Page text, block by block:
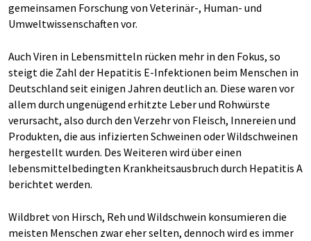
gemeinsamen Forschung von Veterinär-, Human- und
Umweltwissenschaften vor.
Auch Viren in Lebensmitteln rücken mehr in den Fokus, so
steigt die Zahl der Hepatitis E-Infektionen beim Menschen in
Deutschland seit einigen Jahren deutlich an. Diese waren vor
allem durch ungenügend erhitzte Leber und Rohwürste
verursacht, also durch den Verzehr von Fleisch, Innereien und
Produkten, die aus infizierten Schweinen oder Wildschweinen
hergestellt wurden. Des Weiteren wird über einen
lebensmittelbedingten Krankheitsausbruch durch Hepatitis A
berichtet werden.
Wildbret von Hirsch, Reh und Wildschwein konsumieren die
meisten Menschen zwar eher selten, dennoch wird es immer